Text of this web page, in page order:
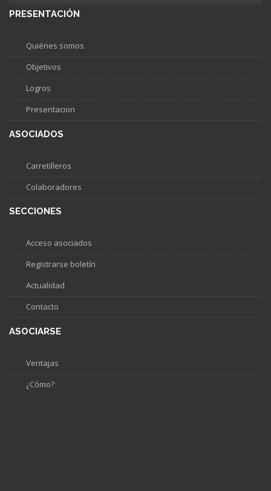
PRESENTACIÓN
Quiénes somos
Objetivos
Logros
Presentacion
ASOCIADOS
Carretilleros
Colaboradores
SECCIONES
Acceso asociados
Registrarse boletín
Actualidad
Contacto
ASOCIARSE
Ventajas
¿Cómo?